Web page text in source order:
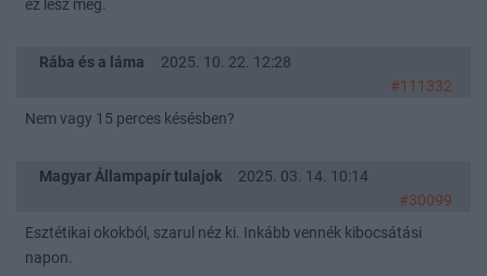
ez lesz még.
Rába és a láma
2025. 10. 22. 12:28
#111332
Nem vagy 15 perces késésben?
Magyar Állampapír tulajok
2025. 03. 14. 10:14
#30099
Esztétikai okokból, szarul néz ki. Inkább vennék kibocsátási
napon.